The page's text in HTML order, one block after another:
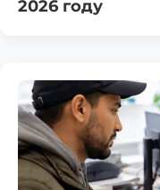
2026 году